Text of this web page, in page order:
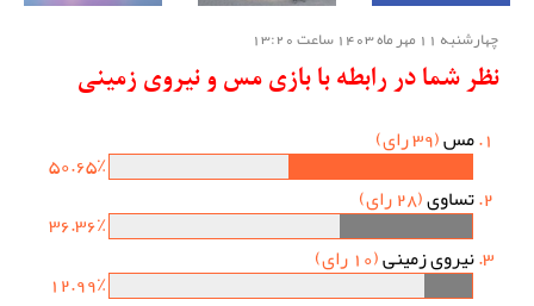
چهارشنبه 11 مهر ماه 1403 ساعت 13:20
نظر شما در رابطه با بازی مس و نیروی زمینی
مس(39 رای)
50.65٪
تساوی(28 رای)
36.36٪
نیروی زمینی(10 رای)
12.99٪